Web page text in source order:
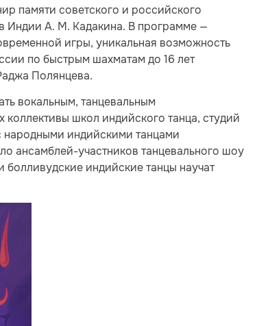
памяти советского и российского
Индии А. М. Кадакина. В программе —
игры, уникальная возможность
по быстрым шахматам до 16 лет
Полянцева.
вокальным, танцевальным
школ индийского танца, студий
народными индийскими танцами
ансамблей-участников танцевального шоу
болливудские индийские танцы научат